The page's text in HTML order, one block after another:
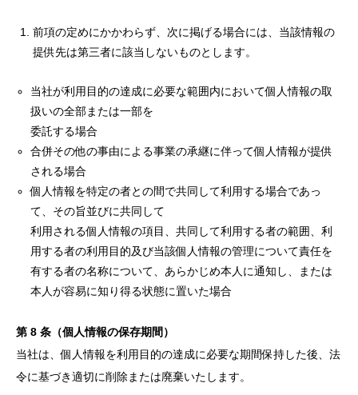
前項の定めにかかわらず、次に掲げる場合には、当該情報の
提供先は第三者に該当しないものとします。
当社が利用目的の達成に必要な範囲内において個人情報の取
扱いの全部または一部を
委託する場合
合併その他の事由による事業の承継に伴って個人情報が提供
される場合
個人情報を特定の者との間で共同して利用する場合であっ
て、その旨並びに共同して
利用される個人情報の項目、共同して利用する者の範囲、利
用する者の利用目的及び当該個人情報の管理について責任を
有する者の名称について、あらかじめ本人に通知し、または
本人が容易に知り得る状態に置いた場合
第 8 条（個人情報の保存期間）
当社は、個人情報を利用目的の達成に必要な期間保持した後、法
令に基づき適切に削除または廃棄いたします。